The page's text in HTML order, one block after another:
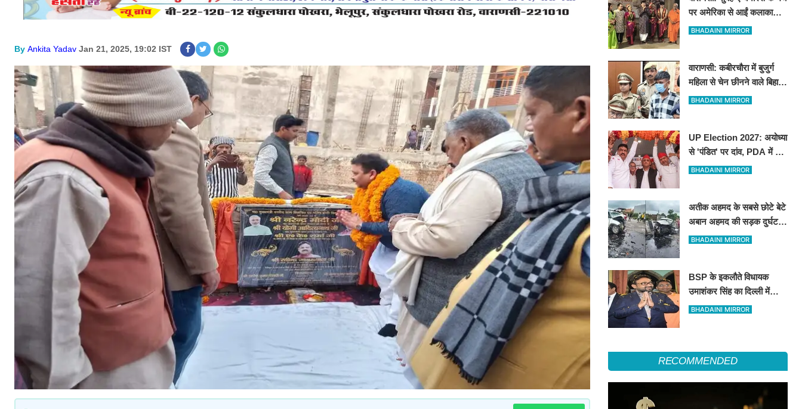
By Ankita Yadav Jan 21, 2025, 19:02 IST
पर अमेरिका से आईं कलाकारों ने
कुचिपुड़ी नृत्य से बांधा समां
BHADAINI MIRROR
वाराणसी: कबीरचौरा में बुजुर्ग
महिला से चेन छीनने वाले बिहार
के दो शातिर गिरफ्तार
BHADAINI MIRROR
UP Election 2027: अयोध्या
से 'पंडित' पर दांव, PDA में P
का मतलब 'पंडित'... क्या है
BHADAINI MIRROR
अतीक अहमद के सबसे छोटे बेटे
अबान अहमद की सड़क दुर्घटना
में मौत
BHADAINI MIRROR
BSP के इकलौते विधायक
उमाशंकर सिंह का दिल्ली में
निधन, रसड़ा से लगातार 3 बार
BHADAINI MIRROR
RECOMMENDED